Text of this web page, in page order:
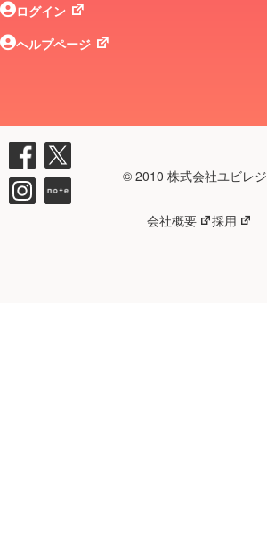
ログイン
ヘルプページ
© 2010 株式会社ユビレジ
会社概要 採用